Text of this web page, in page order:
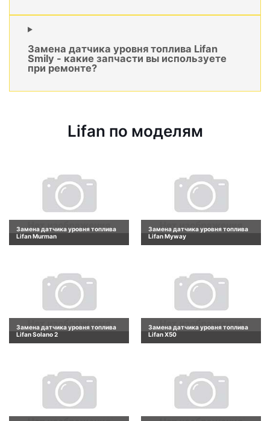
Замена датчика уровня топлива Lifan
Smily - какие запчасти вы используете
при ремонте?
Lifan по моделям
Замена датчика уровня топлива
Lifan Murman
Замена датчика уровня топлива
Lifan Myway
Замена датчика уровня топлива
Lifan Solano 2
Замена датчика уровня топлива
Lifan X50